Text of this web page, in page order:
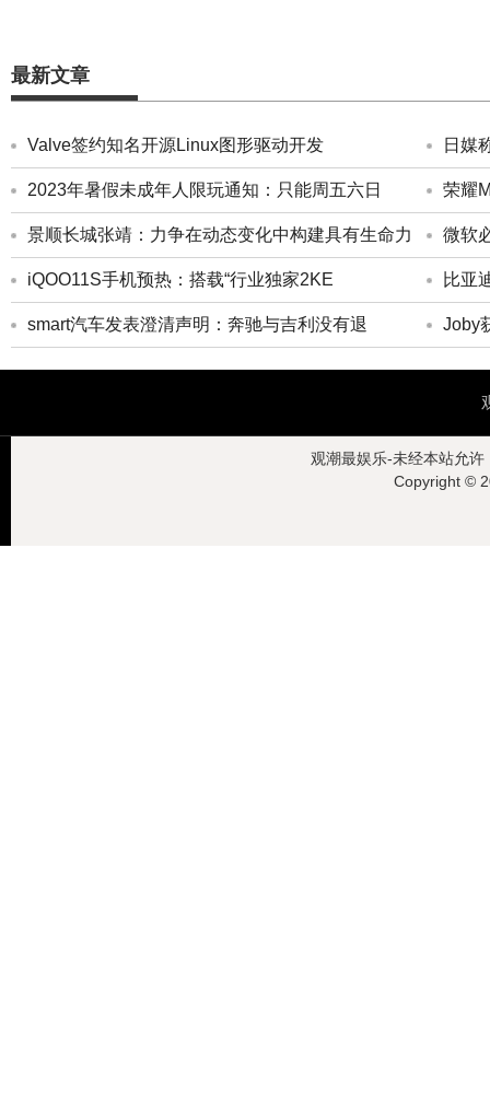
最新文章
Valve签约知名开源Linux图形驱动开发 日媒
2023年暑假未成年人限玩通知：只能周五六日 荣耀
景顺长城张靖：力争在动态变化中构建具有生命力 微软
iQOO11S手机预热：搭载“行业独家2KE 比亚
smart汽车发表澄清声明：奔驰与吉利没有退 Joby
观潮最娱乐-未经本站允
Copyright ©